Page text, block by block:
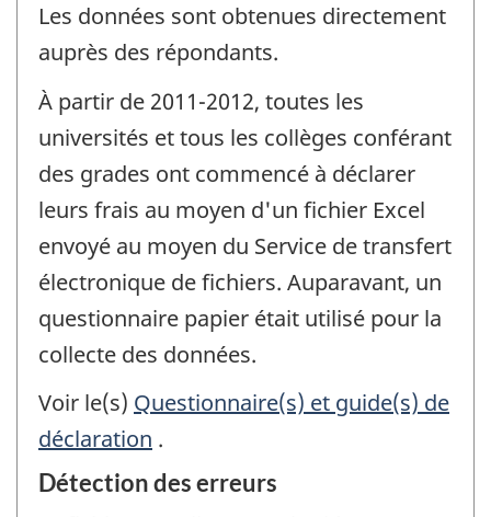
Les données sont obtenues directement
auprès des répondants.
À partir de 2011-2012, toutes les
universités et tous les collèges conférant
des grades ont commencé à déclarer
leurs frais au moyen d'un fichier Excel
envoyé au moyen du Service de transfert
électronique de fichiers. Auparavant, un
questionnaire papier était utilisé pour la
collecte des données.
Voir le(s) Questionnaire(s) et guide(s) de
déclaration .
Détection des erreurs